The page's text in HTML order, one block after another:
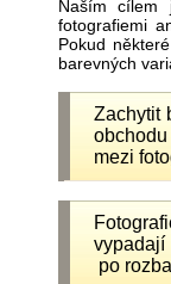
Naším cílem
fotografiemi
Pokud
barevných
Zachytit
mezi
vypadají
po